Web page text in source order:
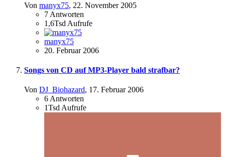
Von manyx75, 22. November 2005
7 Antworten
1,6Tsd Aufrufe
manyx75
20. Februar 2006
Songs von CD auf MP3-Player bald strafbar?
Von DJ_Biohazard, 17. Februar 2006
6 Antworten
1Tsd Aufrufe